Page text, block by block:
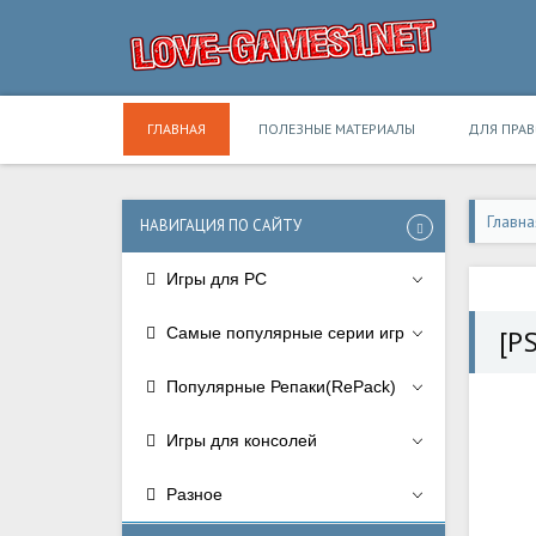
ГЛАВНАЯ ПОЛЕЗНЫЕ МАТЕРИАЛЫ ДЛЯ
НАВИГАЦИЯ ПО САЙТУ
Игры для PC
Самые популярные серии игр
Популярные Репаки(RePack)
Игры для консолей
Разное